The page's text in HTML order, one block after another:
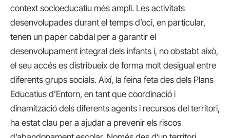
context socioeducatiu més ampli. Les activitats
desenvolupades durant el temps d’oci, en particular,
tenen un paper cabdal per a garantir el
desenvolupament integral dels infants i, no obstabt això,
el seu accés es distribueix de forma molt desigual entre
diferents grups socials. Així, la feina feta des dels Plans
Educatius d’Entorn, en tant que coordinació i
dinamització dels diferents agents i recursos del territori,
ha estat clau per a ajudar a prevenir els riscos